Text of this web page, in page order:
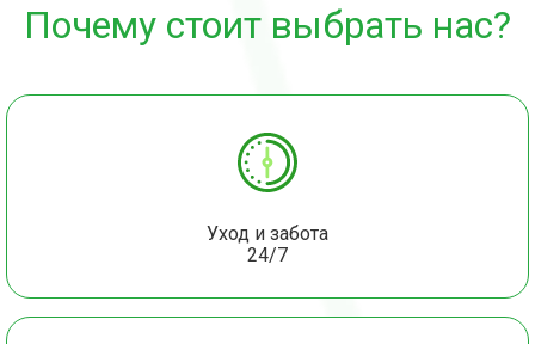
Почему стоит выбрать нас?
Уход и забота
24/7